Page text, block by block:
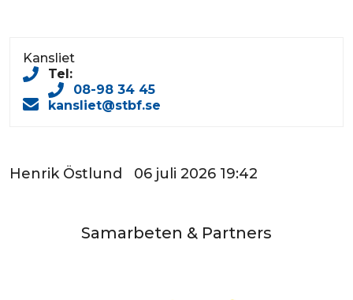
Tel:
08-98 34 45
Kansliet
kansliet@stbf.se
Henrik Östlund 06 juli 2026 19:42
Samarbeten & Partners